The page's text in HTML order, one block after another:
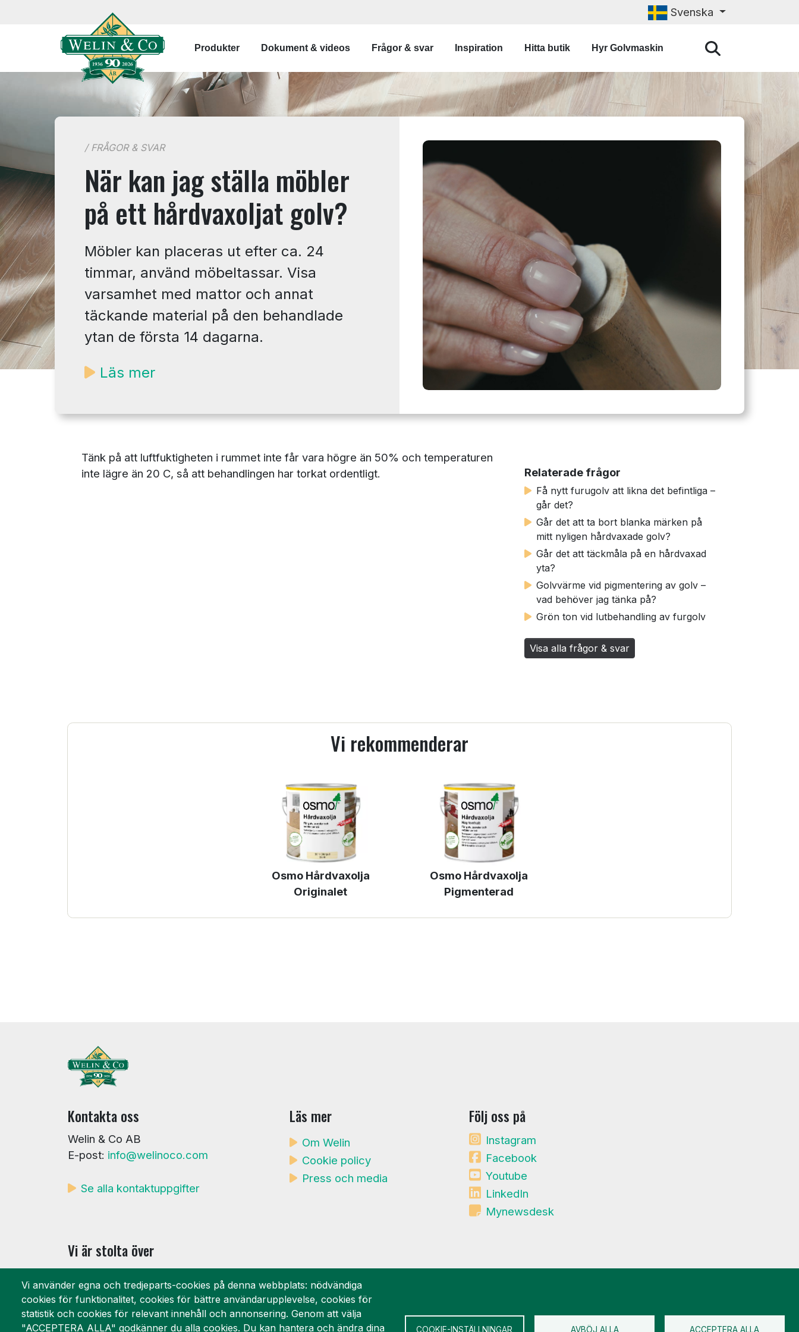
Svenska
Main navigation
Produkter Dokument & videos Frågor & svar Inspiration Hitta butik Hyr Golvmaskin
/ FRÅGOR & SVAR
När kan jag ställa möbler
på ett hårdvaxoljat golv?
Möbler kan placeras ut efter ca. 24
timmar, använd möbeltassar. Visa
varsamhet med mattor och annat
täckande material på den behandlade
ytan de första 14 dagarna.
Läs mer
Tänk på att luftfuktigheten i rummet inte får vara högre än 50% och temperaturen
inte lägre än 20 C, så att behandlingen har torkat ordentligt.
Relaterade frågor
Få nytt furugolv att likna det befintliga –
går det?
Går det att ta bort blanka märken på
mitt nyligen hårdvaxade golv?
Går det att täckmåla på en hårdvaxad
yta?
Golvvärme vid pigmentering av golv –
vad behöver jag tänka på?
Grön ton vid lutbehandling av furgolv
Visa alla frågor & svar
Vi rekommenderar
Osmo Hårdvaxolja
Originalet
Osmo Hårdvaxolja
Pigmenterad
Kontakta oss
Welin & Co AB
E-post: info@welinoco.com
Se alla kontaktuppgifter
Läs mer
Om Welin
Cookie policy
Press och media
Följ oss på
Instagram
Facebook
Youtube
LinkedIn
Mynewsdesk
Vi är stolta över
Vi använder egna och tredjeparts-cookies på denna webbplats: nödvändiga
cookies för funktionalitet, cookies för bättre användarupplevelse, cookies för
statistik och cookies för relevant innehåll och annonsering. Genom att välja
"ACCEPTERA ALLA" godkänner du alla cookies. Du kan hantera och ändra dina
COOKIE-INSTÄLLNINGAR AVBÖJ ALLA ACCEPTERA ALLA